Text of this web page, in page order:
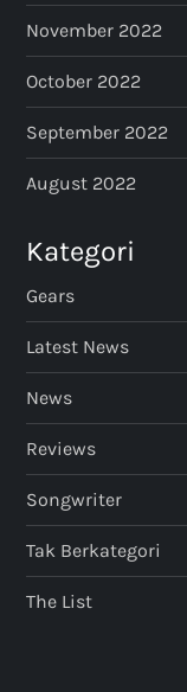
November 2022
October 2022
September 2022
August 2022
Kategori
Gears
Latest News
News
Reviews
Songwriter
Tak Berkategori
The List